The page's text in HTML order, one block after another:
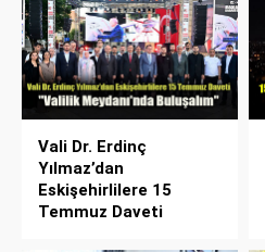
Vali Dr. Erdinç
Yılmaz’dan
Eskişehirlilere 15
Temmuz Daveti